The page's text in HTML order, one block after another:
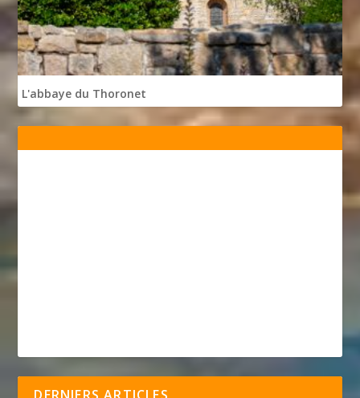
L'abbaye du Thoronet